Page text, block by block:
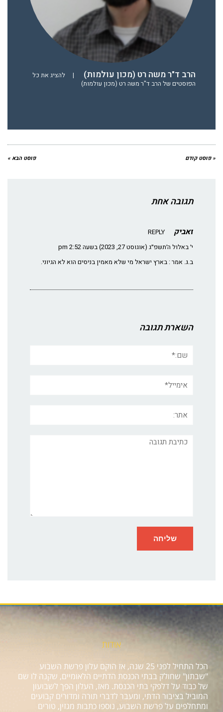
הרב ד"ר משה רט (מכון עולמות) |
להציג את כל
הפוסטים של הרב ד"ר משה רט (מכון עולמות)
« פוסט קודם פוסט הבא »
תגובה אחת
זאביק
REPLY
י׳ באלול ה׳תשפ״ג (אוגוסט 27, 2023) בשעה 2:52 pm
ב.ג. אמר : בארץ ישראל מי שלא מאמין בניסים הוא לא הגיוני.
השארת תגובה
תגובה
אודות
הכל התחיל לפני 25 שנה, אז הוקם עלון פרשת השבוע
"שבתון" שחולק בבתי הכנסת הדתיים הלאומיים, שקנה לו שם
של כבוד על דלפקי בתי הכנסת. מאז, העלון הפך לשבועון
המוביל בציבור הדתי, ומעבר לדברי תורה ומדורים קבועים
ומתחלפים על פרשת השבוע, נוספו כתבות מגזין, טורים